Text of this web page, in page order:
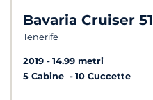
Bavaria Cruiser 51
Tenerife
2019
14.99 metri
5 Cabine
10 Cuccette